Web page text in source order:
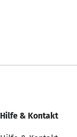
Hilfe & Kontakt